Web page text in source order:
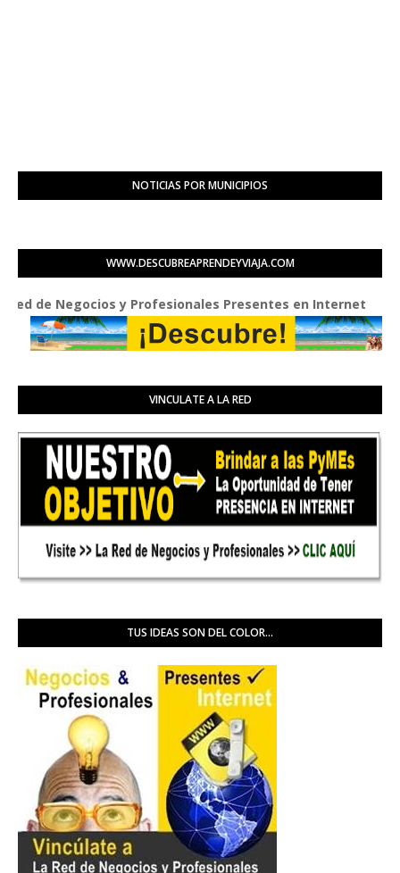
NOTICIAS POR MUNICIPIOS
WWW.DESCUBREAPRENDEYVIAJA.COM
Negocios y Profesionales Presentes en Internet
VINCULATE A LA RED
TUS IDEAS SON DEL COLOR...